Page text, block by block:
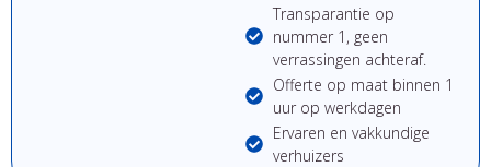
Transparantie op
nummer 1, geen
verrassingen achteraf.
Offerte op maat binnen 1
uur op werkdagen
Ervaren en vakkundige
verhuizers